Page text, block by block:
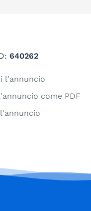
640262
l'annuncio
come PDF